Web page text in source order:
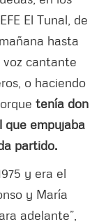
El Tunal, de
hasta
voz cantante
o haciendo
tenía don
que empujaba
partido.
y era el
y María
adelante”,